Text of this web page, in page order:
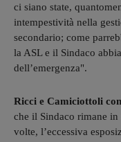
ci siano state,
intempestività nella
secondario; come
la ASL e il Sindaco
dell’emergenza".
Ricci e Camiciottoli
che il Sindaco rimane in
volte, l’eccessiva